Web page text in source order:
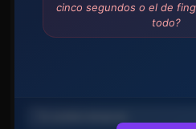
cinco segundos o el de
todo?